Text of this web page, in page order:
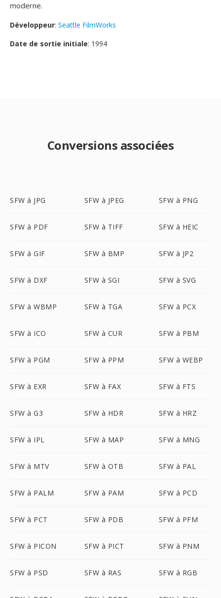
moderne.
Développeur: Seattle FilmWorks
Date de sortie initiale: 1994
Conversions associées
SFW à JPG SFW à JPEG SFW à PNG
SFW à PDF SFW à TIFF SFW à HEIC
SFW à GIF SFW à BMP SFW à JP2
SFW à DXF SFW à SGI SFW à SVG
SFW à WBMP SFW à TGA SFW à PCX
SFW à ICO SFW à CUR SFW à PBM
SFW à PGM SFW à PPM SFW à WEBP
SFW à EXR SFW à FAX SFW à FTS
SFW à G3 SFW à HDR SFW à HRZ
SFW à IPL SFW à MAP SFW à MNG
SFW à MTV SFW à OTB SFW à PAL
SFW à PALM SFW à PAM SFW à PCD
SFW à PCT SFW à PDB SFW à PFM
SFW à PICON SFW à PICT SFW à PNM
SFW à PSD SFW à RAS SFW à RGB